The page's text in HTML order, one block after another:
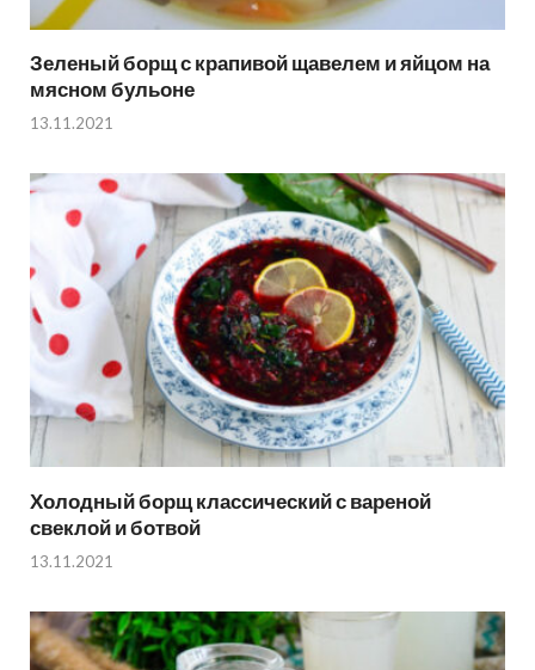
Зеленый борщ с крапивой щавелем и яйцом на
мясном бульоне
13.11.2021
Холодный борщ классический с вареной
свеклой и ботвой
13.11.2021